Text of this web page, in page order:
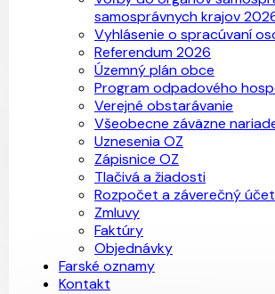
samosprávnych krajov
Vyhlásenie o spracúvaní
Referendum 2026
Územný plán obce
Program odpadového
Verejné obstarávanie
Všeobecne záväzne
Uznesenia OZ
Zápisnice OZ
Tlačivá a žiadosti
Rozpočet a záverečný
Zmluvy
Faktúry
Objednávky
Farské oznamy
Kontakt